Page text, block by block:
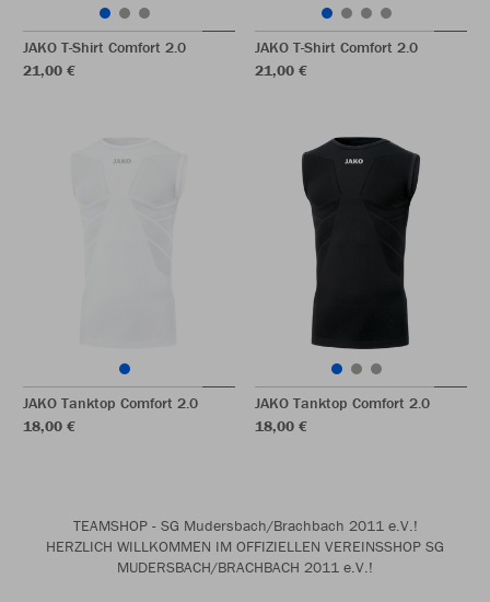
JAKO T-Shirt Comfort 2.0
21,00 €
JAKO T-Shirt Comfort 2.0
21,00 €
JAKO Tanktop Comfort 2.0
18,00 €
JAKO Tanktop Comfort 2.0
18,00 €
TEAMSHOP - SG Mudersbach/Brachbach 2011 e.V.!
HERZLICH WILLKOMMEN IM OFFIZIELLEN VEREINSSHOP SG
MUDERSBACH/BRACHBACH 2011 e.V.!